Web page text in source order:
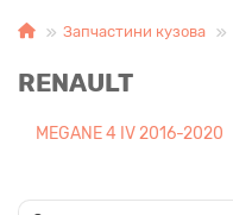
Запчастини кузова
RENAULT
MEGANE 4 IV 2016-2020